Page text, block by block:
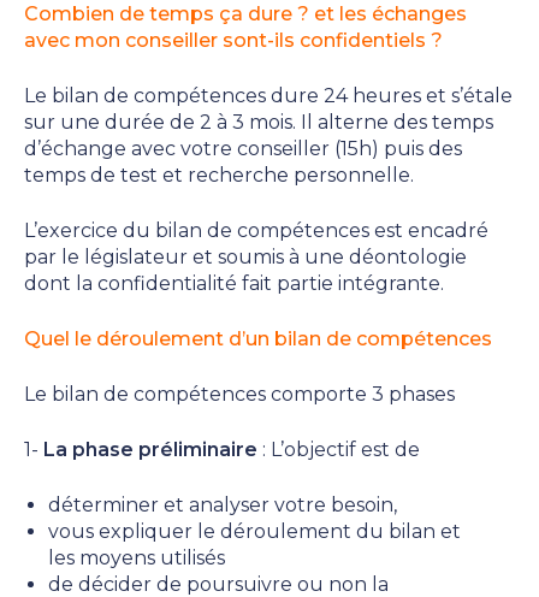
Combien de temps ça dure ? et les échanges
avec mon conseiller sont-ils confidentiels ?
Le bilan de compétences dure 24 heures et s’étale
sur une durée de 2 à 3 mois. Il alterne des temps
d’échange avec votre conseiller (15h) puis des
temps de test et recherche personnelle.
L’exercice du bilan de compétences est encadré
par le législateur et soumis à une déontologie
dont la confidentialité fait partie intégrante.
Quel le déroulement d’un bilan de compétences
Le bilan de compétences comporte 3 phases
1- La phase préliminaire : L’objectif est de
déterminer et analyser votre besoin,
vous expliquer le déroulement du bilan et
les moyens utilisés
de décider de poursuivre ou non la